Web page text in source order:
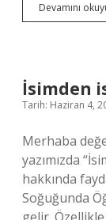
Devamını
İsimden
Tarih: Haziran 4,
Merhaba
yazımızda
hakkında
Soğuğunda